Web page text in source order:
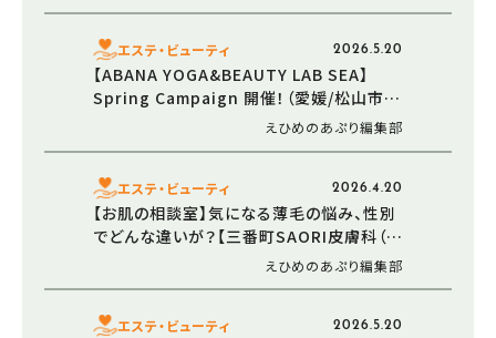
エステ・ビューティ 2026.5.20
【ABANA YOGA&BEAUTY LAB SEA】
Spring Campaign 開催！（愛媛/松山市・
えひめのあぷり編集部
エステ・ビューティ 2026.4.20
【お肌の相談室】気になる薄毛の悩み、性別
でどんな違いが？【三番町SAORI皮膚科（さ
えひめのあぷり編集部
エステ・ビューティ 2026.5.20